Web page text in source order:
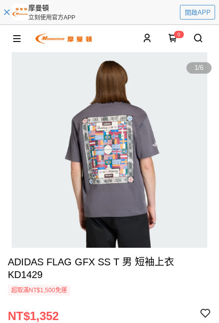
摩曼頓
立刻使用官方APP
開啟APP
0
1/6
ADIDAS FLAG GFX SS T 男 短袖上衣
KD1429
超取滿NT$1,500免運
NT$1,352